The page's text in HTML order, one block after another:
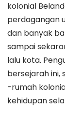
kolonial
perdagangan
dan banyak
sampai
lalu kota.
bersejarah ini,
-rumah
kehidupan